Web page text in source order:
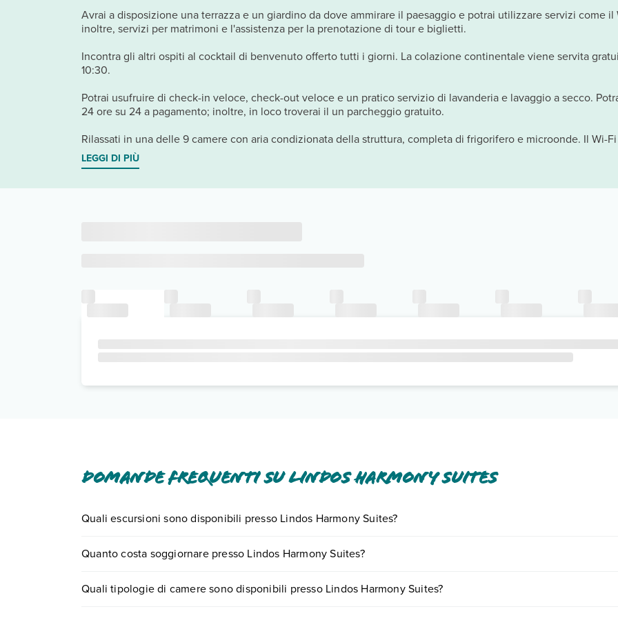
Avrai a disposizione una terrazza e un giardino da dove ammirare il paesaggio e potrai utilizzare servizi come
inoltre, servizi per matrimoni e l'assistenza per la prenotazione di tour e biglietti.
Incontra gli altri ospiti al cocktail di benvenuto offerto tutti i giorni. La colazione continentale viene servita
10:30.
Potrai usufruire di check-in veloce, check-out veloce e un pratico servizio di lavanderia e lavaggio a secco.
24 ore su 24 a pagamento; inoltre, in loco troverai il un parcheggio gratuito.
Rilassati in una delle 9 camere con aria condizionata della struttura, completa di frigorifero e microonde. Il Wi-
LEGGI DI PIÙ
Domande frequenti su Lindos Harmony Suites
Quali escursioni sono disponibili presso Lindos Harmony Suites?
0721.17231 oprenotando un appuntamento.
Quanto costa soggiornare presso Lindos Harmony Suites?
quando partire.
Quali tipologie di camere sono disponibili presso Lindos Harmony Suites?